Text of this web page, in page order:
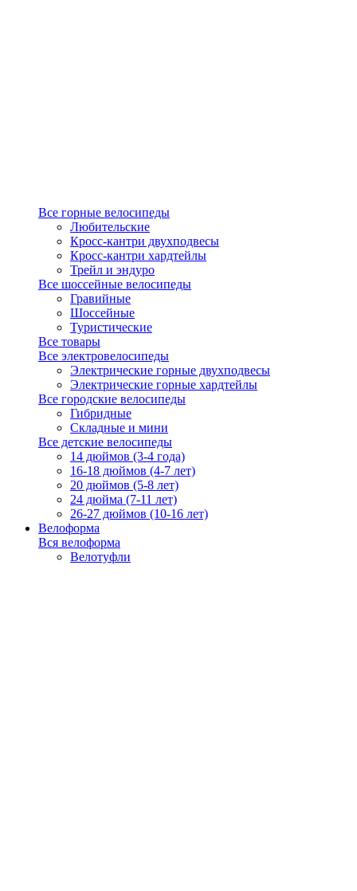
Все горные велосипеды
Любительские
Кросс-кантри двухподвесы
Кросс-кантри хардтейлы
Трейл и эндуро
Все шоссейные велосипеды
Гравийные
Шоссейные
Туристические
Все товары
Все электровелосипеды
Электрические горные двухподвесы
Электрические горные хардтейлы
Все городские велосипеды
Гибридные
Складные и мини
Все детские велосипеды
14 дюймов (3-4 года)
16-18 дюймов (4-7 лет)
20 дюймов (5-8 лет)
24 дюйма (7-11 лет)
26-27 дюймов (10-16 лет)
Велоформа
Вся велоформа
Велотуфли